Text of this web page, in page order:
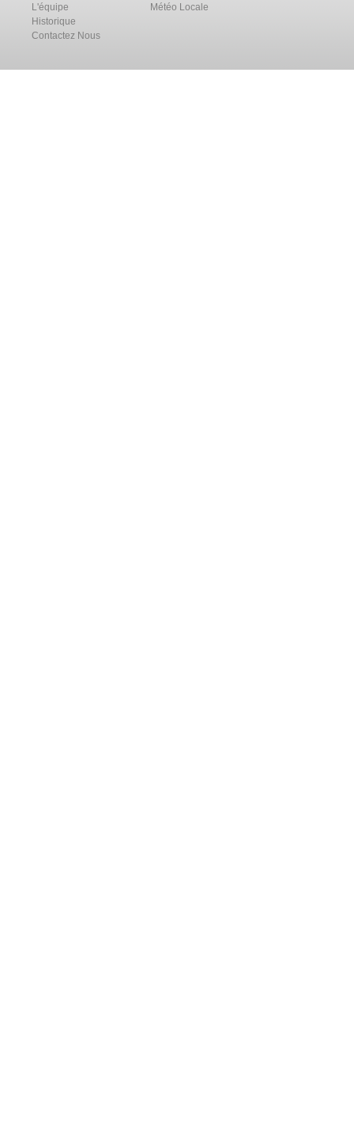
L'équipe
Historique
Contactez Nous
Météo Locale